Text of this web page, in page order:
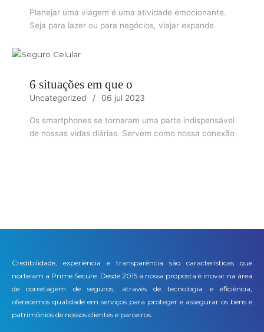
Planejar uma viagem é uma atividade emocionante.
Seja para lazer ou para negócios, viajar expande
6 situações em que o
Uncategorized 06 jul 2023
Os smartphones se tornaram uma parte indispensável
de nossas vidas diárias. Servem como nossa conexão
Credibilidade, experiência e transparência são características que
norteiam a Prime Secure. Desde 2015 a nossa proposta é inovar na área
de corretagem de seguros, através de tecnologia e eficiência,
oferecemos qualidade em serviços para proteger e assegurar os bens e
patrimônios de nossos clientes e parceiros.